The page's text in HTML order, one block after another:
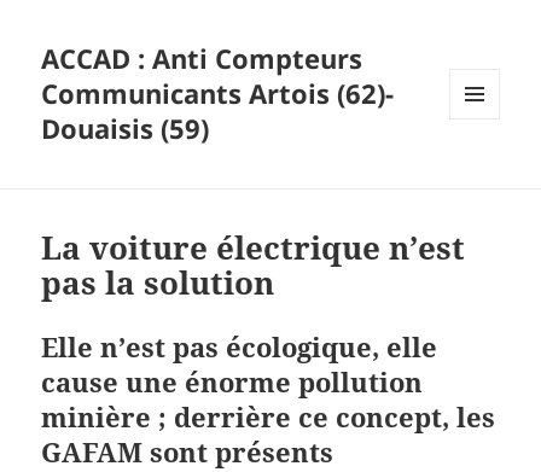
ACCAD : Anti Compteurs
Communicants Artois (62)-
Douaisis (59)
La voiture électrique n’est
pas la solution
Elle n’est pas écologique, elle
cause une énorme pollution
minière ; derrière ce concept, les
GAFAM sont présents